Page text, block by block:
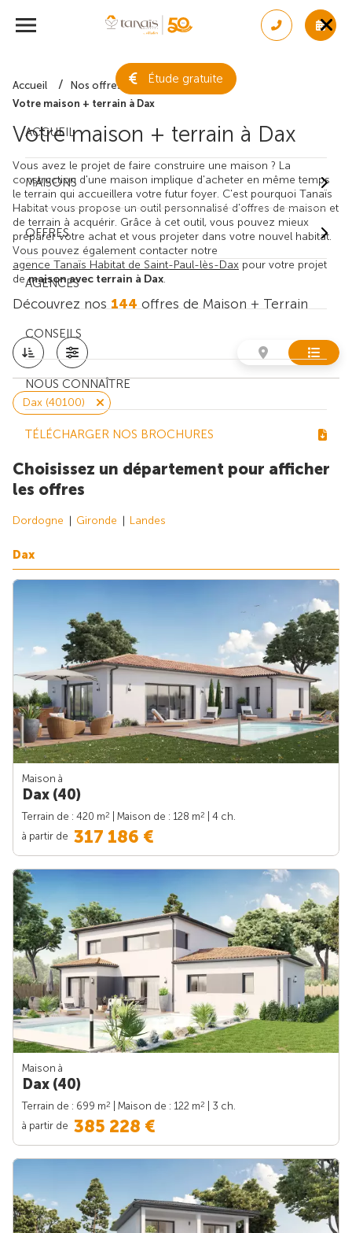
Étude gratuite
ACCUEIL
MAISONS
OFFRES
AGENCES
CONSEILS
NOUS CONNAÎTRE
TÉLÉCHARGER NOS BROCHURES
Accueil
Nos offres de maison + terrain
Votre maison + terrain à Dax
Votre maison + terrain à Dax
Vous avez le projet de faire construire une maison ? La
construction d'une maison implique d'acheter en même temps
le terrain qui accueillera votre futur foyer. C'est pourquoi Tanaïs
Habitat vous propose un outil personnalisé d'offres de maison et
de terrain à acquérir. Grâce à cet outil, vous pouvez mieux
préparer votre achat et vous projeter dans votre nouvel habitat.
Vous pouvez également contacter notre
agence Tanaïs Habitat de Saint-Paul-lès-Dax pour votre projet
demaison avec terrain à Dax.
Découvrez nos 144 offres de Maison + Terrain
Dax (40100)
Choisissez un département pour afficher
les offres
Dordogne Gironde Landes
Dax
Maison à
Dax (40)
Terrain de : 420 m2 | Maison de : 128 m2
| 4 ch.
à partir de 317 186 €
Maison à
Dax (40)
Terrain de : 699 m2 | Maison de : 122 m2
| 3 ch.
à partir de 385 228 €